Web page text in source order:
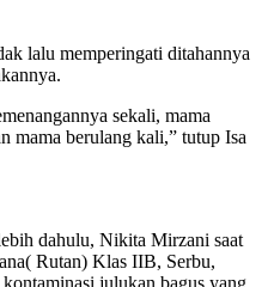
lalu memperingati ditahannya
sekali, mama
mama berulang kali,” tutup Isa
dahulu, Nikita Mirzani saat
Rutan) Klas IIB, Serbu,
kontaminasi julukan bagus yang